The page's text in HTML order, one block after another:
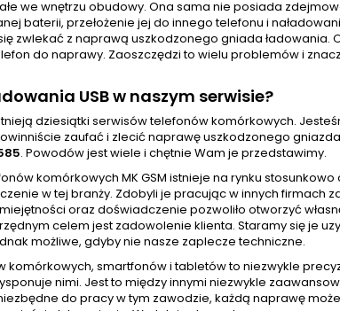
we wnętrzu obudowy. Ona sama nie posiada
baterii, przełożenie jej do innego telefonu i
zwlekać z naprawą uszkodzonego gniada ładowania.
do naprawy. Zaoszczędzi to wielu problemów i
USB w naszym serwisie?
dziesiątki serwisów telefonów komórkowych.
zaufać i zlecić naprawę uszkodzonego gniazda
. Powodów jest wiele i chętnie Wam je przedstawimy.
komórkowych MK GSM istnieje na rynku
w tej branży. Zdobyli je pracując w innych firmach
oraz doświadczenie pozwoliło otworzyć
celem jest zadowolenie klienta. Staramy się je
możliwe, gdyby nie nasze zaplecze techniczne.
komórkowych, smartfonów i tabletów to niezwykle
nimi. Jest to między innymi niezwykle
do pracy w tym zawodzie, każdą naprawę